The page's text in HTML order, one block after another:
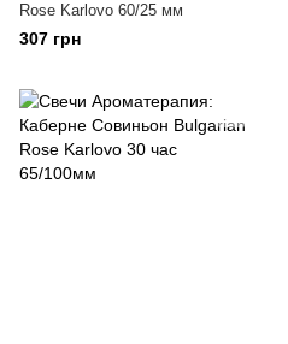
Rose Karlovo 60/25 мм
307 грн